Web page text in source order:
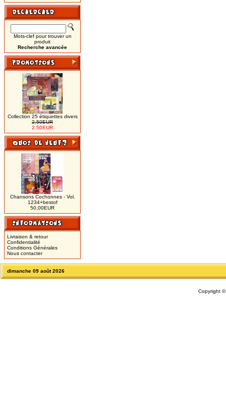
Mots-clef pour trouver un
produit
Recherche avancée
Collection 25 étiquettes divers
2,50EUR
2,50EUR
Chansons Cochonnes - Vol.
1234+bestof
50,00EUR
Livraison & retour
Confidentialité
Conditions Générales
Nous contacter
dimanche 09 août 2026
Copyright